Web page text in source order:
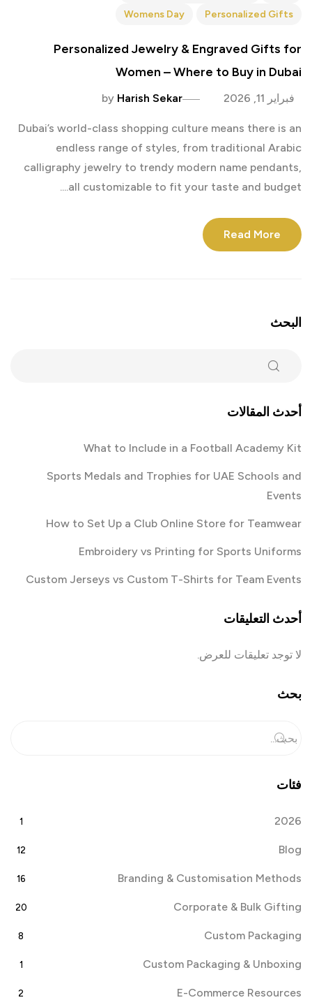
Personalized Gifts
Womens Day
Personalized Jewelry & Engraved Gifts for
Women – Where to Buy in Dubai
فبراير 11, 2026 by Harish Sekar
Dubai’s world-class shopping culture means there is an
endless range of styles, from traditional Arabic
calligraphy jewelry to trendy modern name pendants,
all customizable to fit your taste and budget....
Read More
البحث
أحدث المقالات
What to Include in a Football Academy Kit
Sports Medals and Trophies for UAE Schools and
Events
How to Set Up a Club Online Store for Teamwear
Embroidery vs Printing for Sports Uniforms
Custom Jerseys vs Custom T-Shirts for Team Events
أحدث التعليقات
لا توجد تعليقات للعرض.
بحث
فئات
2026
1
Blog
12
Branding & Customisation Methods
16
Corporate & Bulk Gifting
20
Custom Packaging
8
Custom Packaging & Unboxing
1
E-Commerce Resources
2